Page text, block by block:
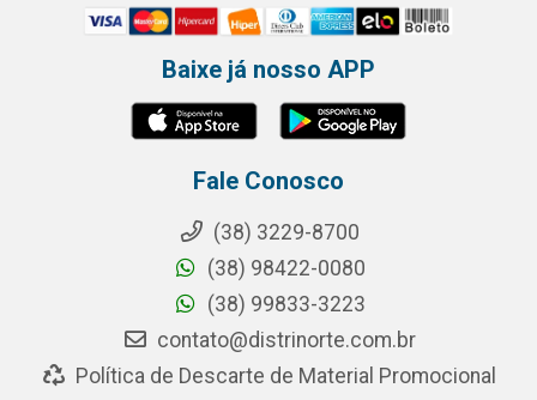
Baixe já nosso APP
Fale Conosco
(38) 3229-8700
(38) 98422-0080
(38) 99833-3223
contato@distrinorte.com.br
Política de Descarte de Material Promocional